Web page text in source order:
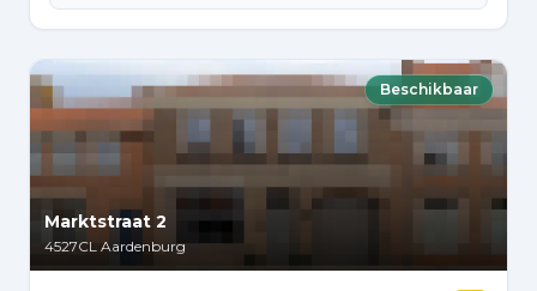
Beschikbaar
Marktstraat 2
4527CL Aardenburg